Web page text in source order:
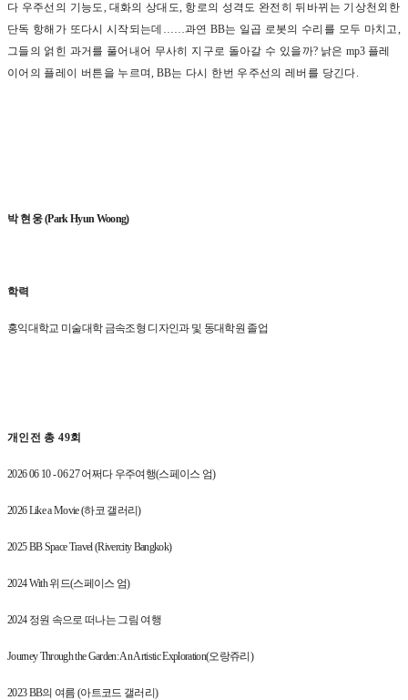
다 우주선의 기능도, 대화의 상대도, 항로의 성격도 완전히 뒤바뀌는 기상천외한
단독 항해가 또다시 시작되는데 ……과연 BB는 일곱 로봇의 수리를 모두 마치고,
그들의 얽힌 과거를 풀어내어 무사히 지구로 돌아갈 수 있을까? 낡은 mp3 플레
이어의 플레이 버튼을 누르며, BB는 다시 한번 우주선의 레버를 당긴다.
박 현 웅(Park Hyun Woong)
학력
홍익대학교 미술대학 금속조형 디자인과 및 동대학원 졸업
개인전 총49회
2026 06 10 - 06 27어쩌다 우주여행(스페이스 엄)
2026 Like a Movie (하코 갤러리)
2025 BB Space Travel (Rivercity Bangkok)
2024 With위드(스페이스 엄)
2024 정원 속으로 떠나는 그림 여행
Journey Through the Garden: An Artistic Exploration(오랑쥬리 )
2023 BB의 여름(아트코드 갤러리)